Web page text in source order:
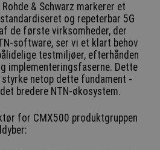
& Schwarz markerer et
og repeterbar 5G
de første virksomheder, der
software, ser vi et klart behov
testmiljøer, efterhånden
implementeringsfaserne. Dette
netop dette fundament -
bredere NTN-økosystem.
for CMX500 produktgruppen